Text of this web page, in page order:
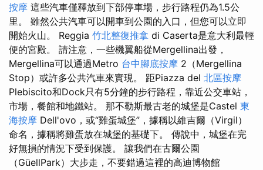
按摩 這些汽車僅釋放到下部停車場，步行路程仍為1.5公
里。 雖然公共汽車可以開車到公園的入口，但您可以立即
開始火山。 Reggia 竹北整復推拿 di Caserta是意大利最輕
便的宮殿。 請注意，一些機翼船從Mergellina出發，
Mergellina可以通過Metro 台中腳底按摩 2（Mergellina
Stop）或許多公共汽車來實現。 距Piazza del 北區按摩
Plebiscito和Dock只有5分鐘的步行路程，靠近公交車站，
市場，餐館和地鐵站。 那不勒斯最古老的城堡是Castel 東
海按摩 Dell'ovo，或“雞蛋城堡”，據稱以維吉爾（Virgil）
命名，據稱將雞蛋放在城堡的基礎下。 傳說中，城堡在完
好無損的情況下受到保護。 讓我們在古爾公園
（GüellPark）大步走，不要錯過這裡的高迪博物館